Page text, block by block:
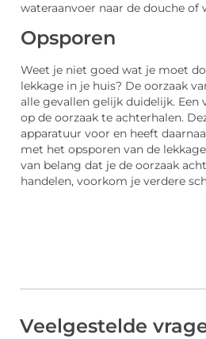
wateraanvoer naar de douche of
Opsporen
Weet je niet goed wat je moet
lekkage in je huis? De oorzaak
alle gevallen gelijk duidelijk. Een
op de oorzaak te achterhalen.
apparatuur voor en heeft
met het opsporen van de
van belang dat je de oorzaak
handelen, voorkom je verdere
Veelgestelde